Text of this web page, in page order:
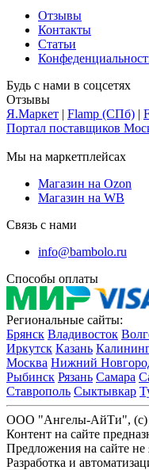
Отзывы
Контакты
Статьи
Будь с нами в соцсетях
Отзывы
Я.Маркет | Flamp (СПб) |
Портал поставщиков
Мы на маркетплейсах
Магазин на Ozon
Магазин на WB
Связь с нами
info@bambolo.ru
Способы оплаты
Региональные сайты:
Брянск Владивосток
Иркутск Казань
Москва Нижний
Рыбинск Рязань Самара
Ставрополь Сыктывкар
ООО "Ангелы-АйТи", (c)
Контент на сайте
Предложения на сайте
Разработка и